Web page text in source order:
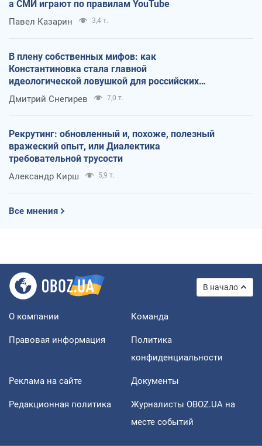
а СМИ играют по правилам YouTube
Павел Казарин 3,4 т.
В плену собственных мифов: как
Константиновка стала главной
идеологической ловушкой для российских
оккупантов
Дмитрий Снегирев 7,0 т.
Рекрутинг: обновленный и, похоже, полезный
вражеский опыт, или Диалектика
требовательной трусости
Александр Кирш 5,9 т.
Все мнения
В начало
О компании Команда
Правовая информация
Политика
конфиденциальности
Реклама на сайте Документы
Редакционная политика
Журналисты OBOZ.UA на
месте событий